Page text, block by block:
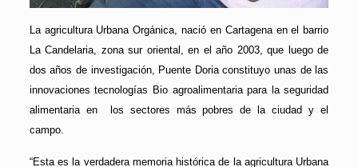
La agricultura Urbana Orgánica, nació en Cartagena en el barrio
La Candelaria, zona sur oriental, en el año 2003, que luego de
dos años de investigación, Puente Doria constituyo unas de las
innovaciones tecnologías Bio agroalimentaria para la seguridad
alimentaria en los sectores más pobres de la ciudad y el
campo.
“Esta es la verdadera memoria histórica de la agricultura Urbana